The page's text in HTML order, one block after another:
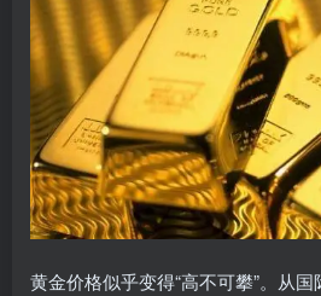
黄金价格似乎变得“高不可攀”。从